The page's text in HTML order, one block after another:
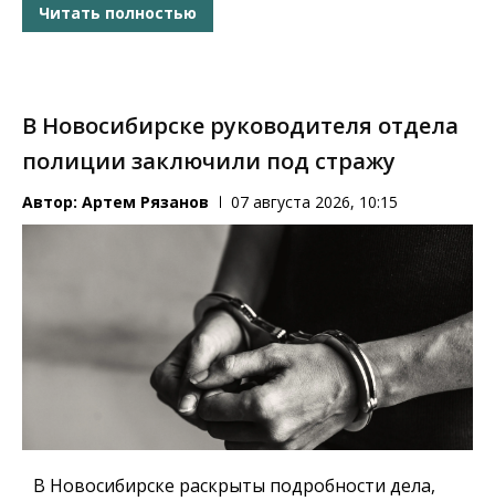
Читать полностью
В Новосибирске руководителя отдела
полиции заключили под стражу
Автор: Артем Рязанов 07 августа 2026, 10:15
В Новосибирске раскрыты подробности дела,